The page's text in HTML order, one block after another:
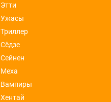
Этти
Ужасы
Триллер
Сёдзе
Сейнен
Меха
Вампиры
Хентай